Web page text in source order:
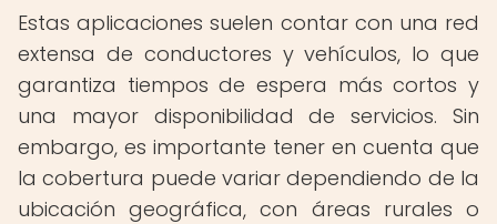
Estas aplicaciones suelen contar con una red
extensa de conductores y vehículos, lo que
garantiza tiempos de espera más cortos y
una mayor disponibilidad de servicios. Sin
embargo, es importante tener en cuenta que
la cobertura puede variar dependiendo de la
ubicación geográfica, con áreas rurales o